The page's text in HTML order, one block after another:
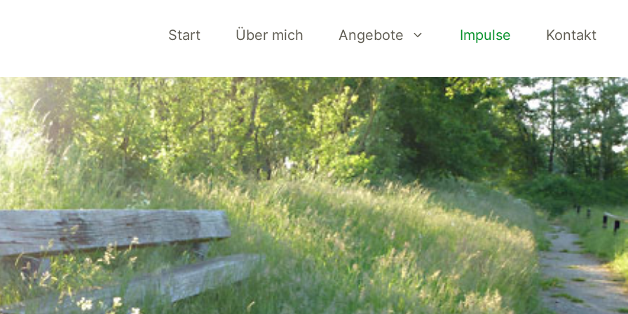
Start Über mich Angebote Impulse Kontakt